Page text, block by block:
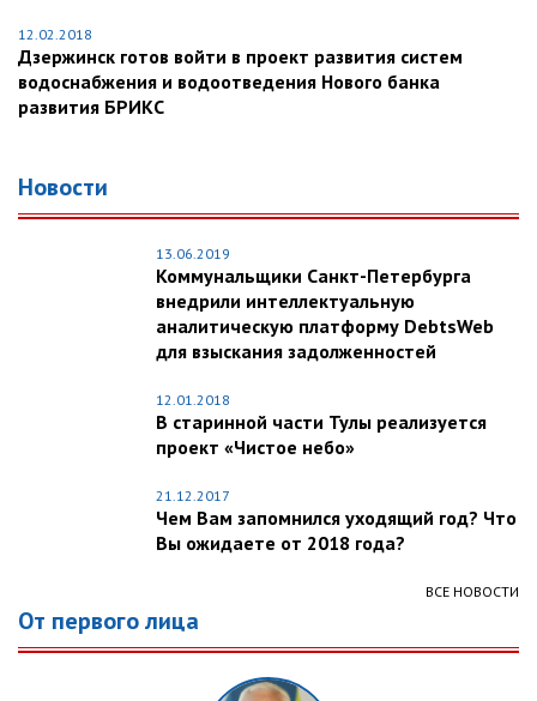
12.02.2018
Дзержинск готов войти в проект развития систем
водоснабжения и водоотведения Нового банка
развития БРИКС
Новости
13.06.2019
Коммунальщики Санкт-Петербурга
внедрили интеллектуальную
аналитическую платформу DebtsWeb
для взыскания задолженностей
12.01.2018
В старинной части Тулы реализуется
проект «Чистое небо»
21.12.2017
Чем Вам запомнился уходящий год? Что
Вы ожидаете от 2018 года?
ВСЕ НОВОСТИ
От первого лица